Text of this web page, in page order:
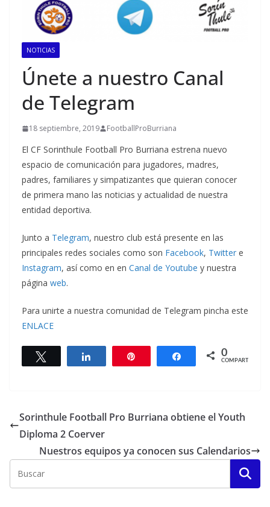
NOTICIAS
Únete a nuestro Canal
de Telegram
18 septiembre, 2019 FootballProBurriana
El CF Sorinthule Football Pro Burriana estrena nuevo
espacio de comunicación para jugadores, madres,
padres, familiares y simpatizantes que quieran conocer
de primera mano las noticias y actualidad de nuestra
entidad deportiva.
Junto a Telegram, nuestro club está presente en las
principales redes sociales como son Facebook, Twitter e
Instagram, así como en en Canal de Youtube y nuestra
página web.
Para unirte a nuestra comunidad de Telegram pincha este
ENLACE
Twittear Compartir Compartir
0
COMPARTIR
Sorinthule Football Pro Burriana obtiene el Youth
Diploma 2 Coerver
Nuestros equipos ya conocen sus Calendarios